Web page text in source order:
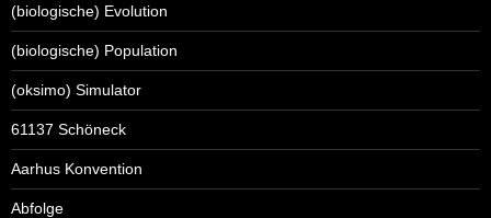
(biologische) Evolution
(biologische) Population
(oksimo) Simulator
61137 Schöneck
Aarhus Konvention
Abfolge